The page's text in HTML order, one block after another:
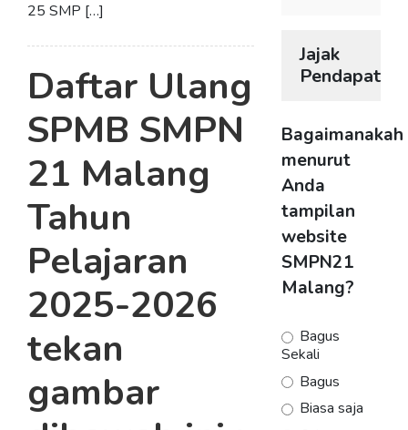
25 SMP […]
Daftar Ulang
SPMB SMPN
21 Malang
Tahun
Pelajaran
2025-2026
tekan
gambar
Jajak
Pendapat
Bagaimanakah
menurut
Anda
tampilan
website
SMPN21
Malang?
Bagus
Sekali
Bagus
Biasa saja